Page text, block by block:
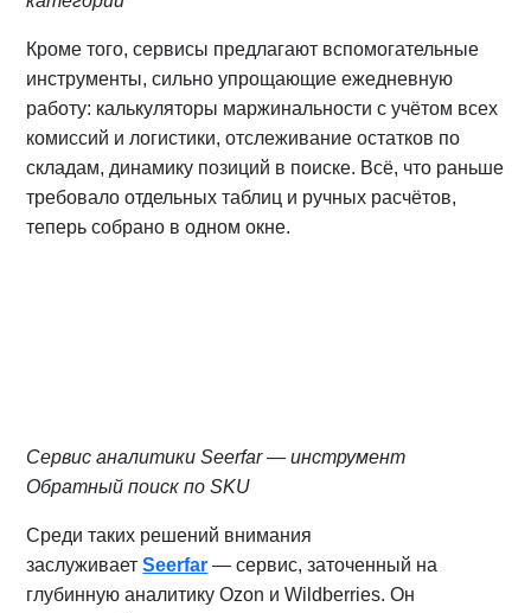
Кроме того, сервисы предлагают вспомогательные
инструменты, сильно упрощающие ежедневную
работу: калькуляторы маржинальности с учётом всех
комиссий и логистики, отслеживание остатков по
складам, динамику позиций в поиске. Всё, что раньше
требовало отдельных таблиц и ручных расчётов,
теперь собрано в одном окне.
Сервис аналитики Seerfar — инструмент
Обратный поиск по SKU
Среди таких решений внимания
заслуживаетSeerfar — сервис, заточенный на
глубинную аналитику Ozon и Wildberries. Он